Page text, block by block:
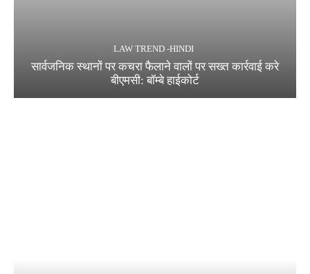
LAW TREND -HINDI
सार्वजनिक स्थानों पर कचरा फैलाने वालों पर सख्त कार्रवाई करे
बीएमसी: बॉम्बे हाईकोर्ट